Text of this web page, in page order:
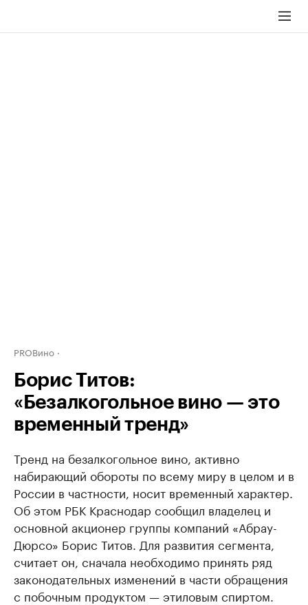
PROВино
Борис Титов:
«Безалкогольное вино — это
временный тренд»
Тренд на безалкогольное вино, активно
набирающий обороты по всему миру в целом и в
России в частности, носит временный характер.
Об этом РБК Краснодар сообщил владелец и
основной акционер группы компаний «Абрау-
Дюрсо» Борис Титов. Для развития сегмента,
считает он, сначала необходимо принять ряд
законодательных изменений в части обращения
с побочным продуктом — этиловым спиртом.